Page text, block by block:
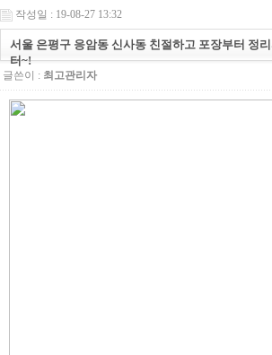
작성일 : 19-08-27 13:32
서울 은평구 응암동 신사동 친절하고 포장부터 정
터~!
글쓴이 : 최고관리자